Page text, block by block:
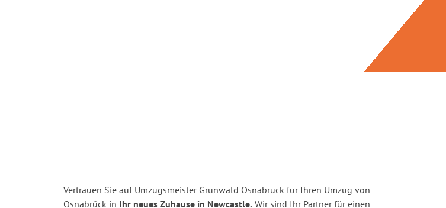
Vertrauen Sie auf Umzugsmeister Grunwald Osnabrück für Ihren Umzug von
Osnabrück in Ihr neues Zuhause in Newcastle. Wir sind Ihr Partner für einen